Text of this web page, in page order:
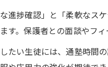
中
進捗確認」と「柔軟なス
す。保護者との面談やフ
たい生徒には、通塾時間